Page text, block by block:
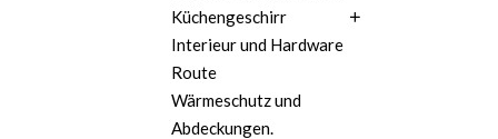
Küchengeschirr
Interieur und Hardware
Route
Wärmeschutz und
Abdeckungen.